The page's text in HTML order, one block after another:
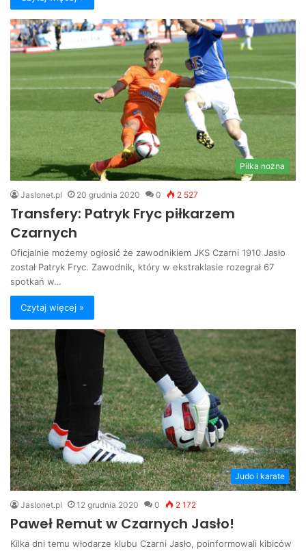
Piłka nożna
Jaslonet.pl 20 grudnia 2020 0 2 527
Transfery: Patryk Fryc piłkarzem
Czarnych
Oficjalnie możemy ogłosić że zawodnikiem JKS Czarni 1910 Jasło
został Patryk Fryc. Zawodnik, który w ekstraklasie rozegrał 67
spotkań w…
Czytaj więcej »
Judo i karate
Jaslonet.pl 12 grudnia 2020 0 2 172
Paweł Remut w Czarnych Jasło!
Kilka dni temu włodarze klubu Czarni Jasło, poinformowali kibiców